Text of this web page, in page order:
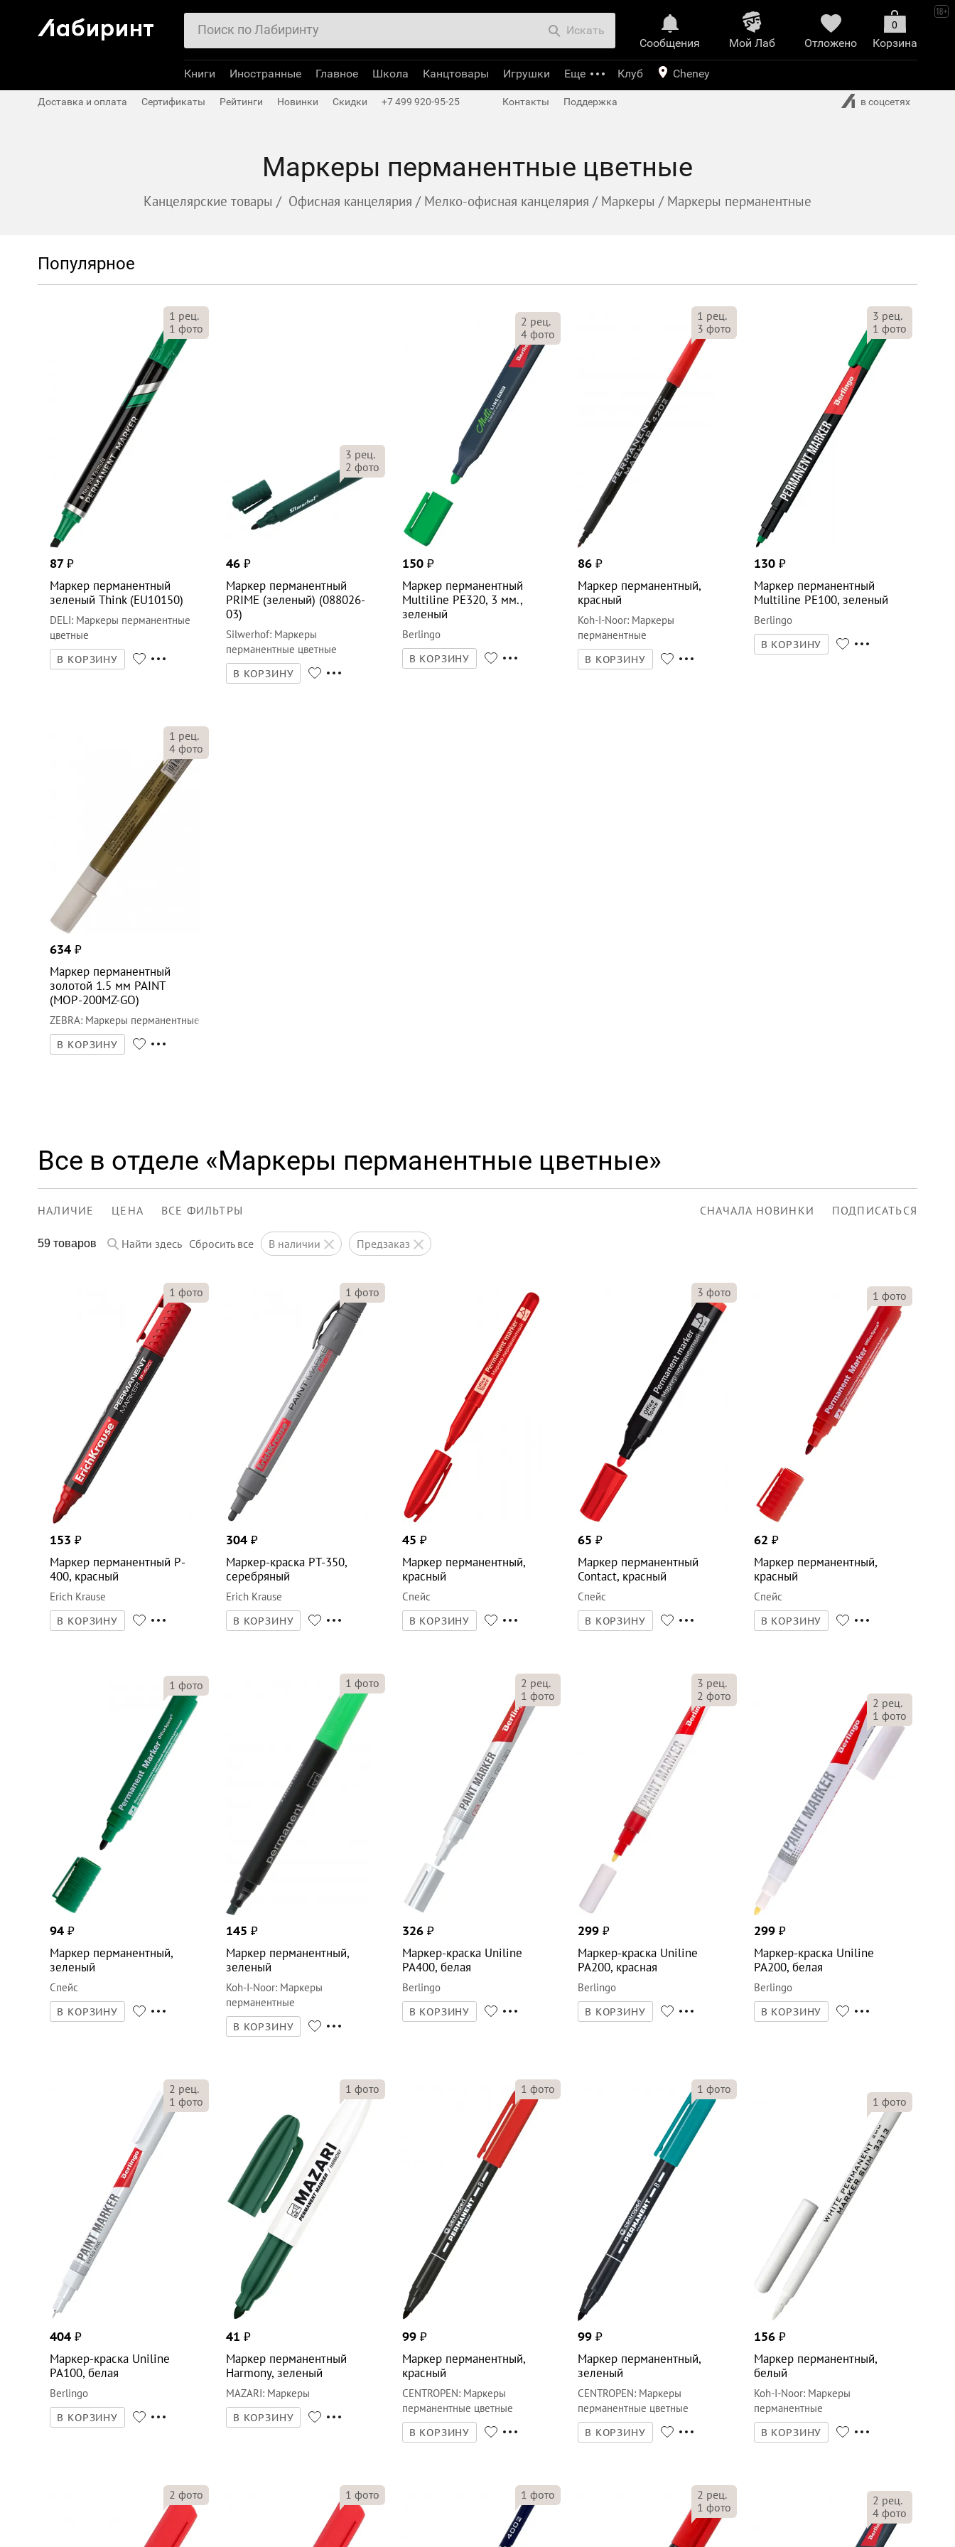
Маркеры перманентные цветные
Канцелярские товары / Офисная канцелярия / Мелко-офисная канцелярия / Маркеры / Маркеры перманентные
Популярное
1 рец.
1 фото
87₽
Маркер перманентный
зеленый Think (EU10150)
DELI: Маркеры перманентные
цветные
В КОРЗИНУ
3 рец.
2 фото
46₽
Маркер перманентный
PRIME (зеленый) (088026-
03)
Silwerhof: Маркеры
перманентные цветные
В КОРЗИНУ
2 рец.
4 фото
150₽
Маркер перманентный
Multiline PE320, 3 мм.,
зеленый
Berlingo
В КОРЗИНУ
1 рец.
3 фото
86 ₽
Маркер перманентный,
красный
Koh-I-Noor: Маркеры
перманентные
В КОРЗИНУ
3 рец.
1 фото
130₽
Маркер перманентный
Multiline PE100, зеленый
Berlingo
В КОРЗИНУ
1 рец.
4фото
634 ₽
Маркер перманентный
золотой 1.5 мм PAINT
(MOP-200MZ-GO)
ZEBRA: Маркеры перманентные
В КОРЗИНУ
Все в отделе «Маркеры перманентные цветные»
НАЛИЧИЕ ЦЕНА ВСЕ ФИЛЬТРЫ СНАЧАЛА НОВИНКИ ПОДПИСАТЬСЯ
59 товаров Найти здесь Сбросить все в наличии предзаказ
1 фото
153 ₽
Маркер перманентный P-
400, красный
Erich Krause
В КОРЗИНУ
1 фото
304₽
Маркер-краска PT-350,
серебряный
Erich Krause
В КОРЗИНУ
45 ₽
Маркер перманентный,
красный
Спейс
В КОРЗИНУ
3 фото
65 ₽
Маркер перманентный
Contact, красный
Спейс
В КОРЗИНУ
1 фото
62 ₽
Маркер перманентный,
красный
Спейс
В КОРЗИНУ
1 фото
94 ₽
Маркер перманентный,
зеленый
Спейс
В КОРЗИНУ
1 фото
145 ₽
Маркер перманентный,
зеленый
Koh-I-Noor: Маркеры
перманентные
В КОРЗИНУ
2 рец.
1 фото
326₽
Маркер-краска Uniline
PA400, белая
Berlingo
В КОРЗИНУ
3 рец.
2 фото
299 ₽
Маркер-краска Uniline
PA200, красная
Berlingo
В КОРЗИНУ
2 рец.
1 фото
299₽
Маркер-краска Uniline
PA200, белая
Berlingo
В КОРЗИНУ
2 рец.
1 фото
404 ₽
Маркер-краска Uniline
PA100, белая
Berlingo
В КОРЗИНУ
1 фото
41 ₽
Маркер перманентный
Harmony, зеленый
MAZARI: Маркеры
В КОРЗИНУ
1 фото
99₽
Маркер перманентный,
красный
CENTROPEN: Маркеры
перманентные цветные
В КОРЗИНУ
1 фото
99 ₽
Маркер перманентный,
зеленый
CENTROPEN: Маркеры
перманентные цветные
В КОРЗИНУ
1 фото
156₽
Маркер перманентный,
белый
Koh-I-Noor: Маркеры
перманентные
В КОРЗИНУ
2 фото 1 фото 1 фото 2 рец.
1 фото
2 рец.
4 фото
Сообщения
Mой Лаб​
иринт
Отложено
0
Корзина
Искать
Книги Иностранные Главное Школа Канцтовары Игрушки Еще Клуб Cheney
Доставка и оплата Сертификаты Рейтинги Новинки Скидки +7 499 920-95-25 Контакты Поддержка в соцсетях